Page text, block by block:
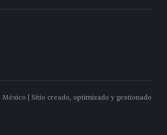
México | Sitio creado, optimizado y gestionado